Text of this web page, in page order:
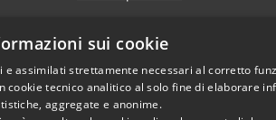
sui cookie
e assimilati strettamente necessari al corretto
cookie tecnico analitico al solo fine di elaborare
aggregate e anonime.